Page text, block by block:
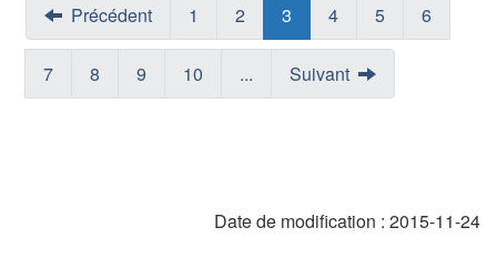
Précédent 1 2 3 4 5 6
7 8 9 10 ... Suivant
Date de modification : 2015-11-24